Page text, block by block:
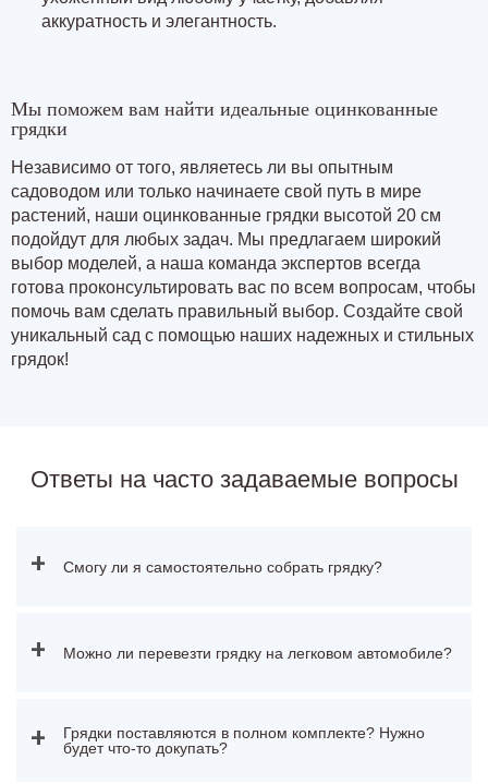
аккуратность и элегантность.
Мы поможем вам найти идеальные оцинкованные
грядки
Независимо от того, являетесь ли вы опытным
садоводом или только начинаете свой путь в мире
растений, наши оцинкованные грядки высотой 20 см
подойдут для любых задач. Мы предлагаем широкий
выбор моделей, а наша команда экспертов всегда
готова проконсультировать вас по всем вопросам, чтобы
помочь вам сделать правильный выбор. Создайте свой
уникальный сад с помощью наших надежных и стильных
грядок!
Ответы на часто задаваемые вопросы
+ Смогу ли я самостоятельно собрать грядку?
+ Можно ли перевезти грядку на легковом автомобиле?
+
Грядки поставляются в полном комплекте? Нужно
будет что-то докупать?